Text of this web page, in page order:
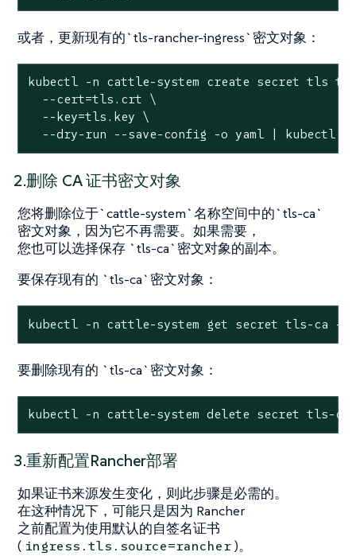
或者，更新现有的`tls-rancher-ingress`密文对象：
kubectl -n cattle-system create secret tls
  --cert=tls.crt \
  --key=tls.key \
--dry-run --save-config -o yaml | kubectl
2.删除 CA 证书密文对象
您将删除位于`cattle-system`名称空间中的`tls-ca`
密文对象，因为它不再需要。如果需要，
您也可以选择保存 `tls-ca`密文对象的副本。
要保存现有的 `tls-ca`密文对象：
kubectl -n cattle-system get secret tls-ca -o
要删除现有的 `tls-ca`密文对象：
kubectl -n cattle-system delete secret tls-ca
3.重新配置Rancher部署
如果证书来源发生变化，则此步骤是必需的。
在这种情况下，可能只是因为 Rancher
之前配置为使用默认的自签名证书
( ingress.tls.source=rancher)。